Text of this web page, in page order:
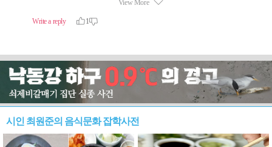
시인 최원준의 음식문화 잡학사전